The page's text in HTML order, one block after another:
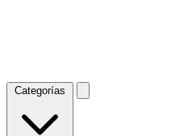
Categorías